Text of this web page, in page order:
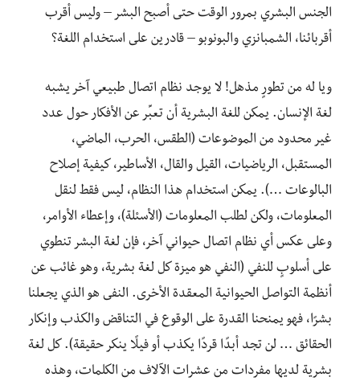
الجنس البشري بمرور الوقت حتى أصبح البشر – وليس أقرب
أقربائنا، الشمبانزي والبونوبو – قادرين على استخدام اللغة؟
ويا له من تطورٍ مذهل! لا يوجد نظام اتصال طبيعي آخر يشبه
لغة الإنسان. يمكن للغة البشرية أن تعبِّر عن الأفكار حول عدد
غير محدود من الموضوعات (الطقس، الحرب، الماضي،
المستقبل، الرياضيات، القيل والقال، الأساطير، كيفية إصلاح
البالوعات …). يمكن استخدام هذا النظام، ليس فقط لنقل
المعلومات، ولكن لطلب المعلومات (الأسئلة)، وإعطاء الأوامر،
وعلى عكس أي نظام اتصال حيواني آخر، فإن لغة البشر تنطوي
على أسلوبٍ للنفي (النفي هو ميزة كل لغة بشرية، وهو غائب عن
أنظمة التواصل الحيوانية المعقدة الأخرى. النفى هو الذي يجعلنا
بشرًا، فهو يمنحنا القدرة على الوقوع في التناقض والكذب وإنكار
الحقائق … لن تجد أبدًا قردًا يكذب أو فيلًا ينكر حقيقة). كل لغة
بشرية لديها مفردات من عشرات الآلاف من الكلمات، وهذه